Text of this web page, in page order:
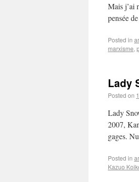
Mais j’ai
pensée
Posted in
marxisme,
Lady
Posted on
Lady
2007,
gages.
Posted in
Kazuo